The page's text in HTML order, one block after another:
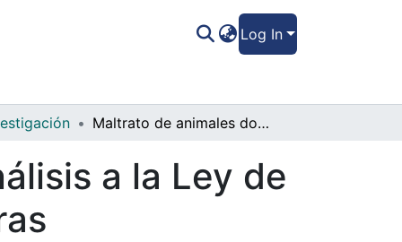
Log In
Maltrato de animales domésticos y un análisis a la Ley de Protección y Bienestar Animal en Honduras
a la Ley de